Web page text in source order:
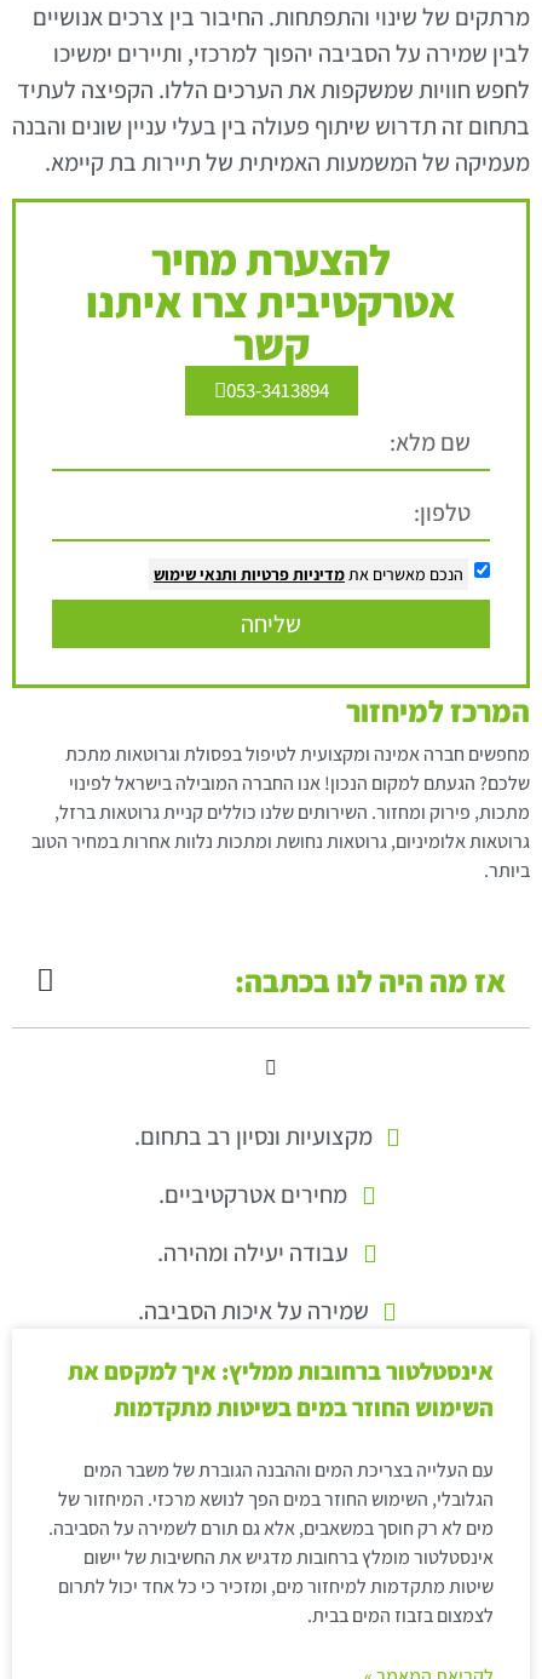
מרתקים של שינוי והתפתחות. החיבור בין צרכים אנושיים
לבין שמירה על הסביבה יהפוך למרכזי, ותיירים ימשיכו
לחפש חוויות שמשקפות את הערכים הללו. הקפיצה לעתיד
בתחום זה תדרוש שיתוף פעולה בין בעלי עניין שונים והבנה
מעמיקה של המשמעות האמיתית של תיירות בת קיימא.
להצערת מחיר
אטרקטיבית צרו איתנו
קשר
053-3413894
הנכם מאשרים אתמדיניות פרטיות ותנאי שימוש
שליחה
המרכז למיחזור
מחפשים חברה אמינה ומקצועית לטיפול בפסולת וגרוטאות מתכת
שלכם? הגעתם למקום הנכון! אנו החברה המובילה בישראל לפינוי
מתכות, פירוק ומחזור. השירותים שלנו כוללים קניית גרוטאות ברזל,
גרוטאות אלומיניום, גרוטאות נחושת ומתכות נלוות אחרות במחיר הטוב
ביותר.
אז מה היה לנו בכתבה:
מקצועיות ונסיון רב בתחום.
מחירים אטרקטיביים.
עבודה יעילה ומהירה.
שמירה על איכות הסביבה.
אינסטלטור ברחובות ממליץ: איך למקסם את
השימוש החוזר במים בשיטות מתקדמות
עם העלייה בצריכת המים וההבנה הגוברת של משבר המים
הגלובלי, השימוש החוזר במים הפך לנושא מרכזי. המיחזור של
מים לא רק חוסך במשאבים, אלא גם תורם לשמירה על הסביבה.
אינסטלטור מומלץ ברחובות מדגיש את החשיבות של יישום
שיטות מתקדמות למיחזור מים, ומזכיר כי כל אחד יכול לתרום
לצמצום בזבוז המים בבית.